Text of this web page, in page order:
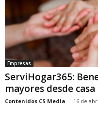
Empresas
ServiHogar365:
mayores desde
Contenidos CS Media - 16 de